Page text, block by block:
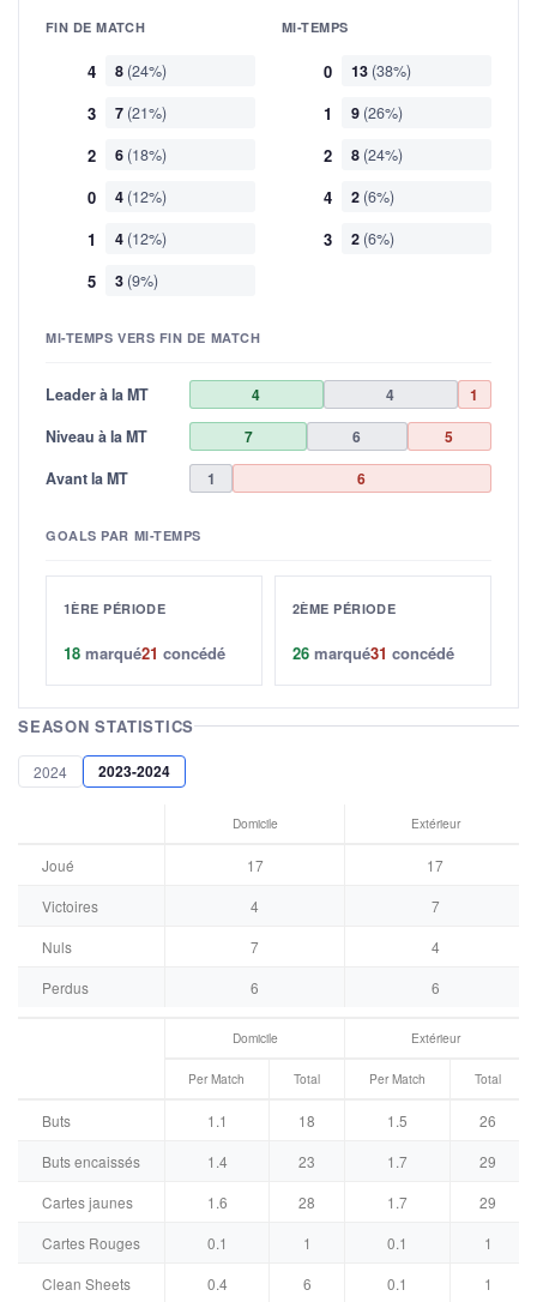
FIN DE MATCH
4 8 (24%)
3 7 (21%)
2 6 (18%)
0 4 (12%)
1 4 (12%)
5 3 (9%)
MI-TEMPS
0 13 (38%)
1 9 (26%)
2 8 (24%)
4 2 (6%)
3 2 (6%)
MI-TEMPS VERS FIN DE MATCH
Leader à la MT 4 4
1
Niveau à la MT
7 6
5
Avant la MT
1 6
GOALS PAR MI-TEMPS
1ÈRE PÉRIODE
18 marqué21 concédé
2ÈME PÉRIODE
26 marqué31 concédé
SEASON STATISTICS
2024 2023-2024
Domicile Extérieur
Joué 17
17
Victoires
4
7
Nuls
7
4
Perdus
6 6
Domicile Extérieur
Per Match Total Per Match Total
Buts 1.1 18 1.5
26
Buts encaissés
1.4 23 1.7
29
Cartes jaunes
1.6 28 1.7
29
Cartes Rouges
0.1 1 0.1
1
Clean Sheets
0.4 6 0.1
1